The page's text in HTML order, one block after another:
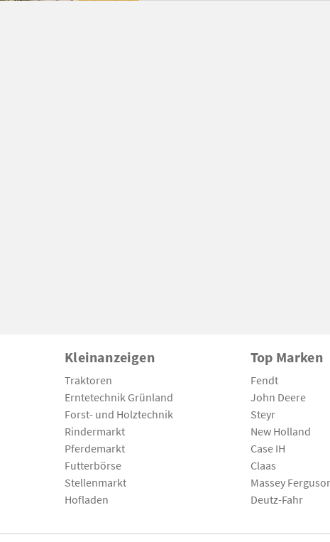
Kleinanzeigen
Traktoren
Erntetechnik Grünland
Forst- und Holztechnik
Rindermarkt
Pferdemarkt
Futterbörse
Stellenmarkt
Hofladen
Top Marken
Fendt
John Deere
Steyr
New Holland
Case IH
Claas
Massey
Deutz-Fahr